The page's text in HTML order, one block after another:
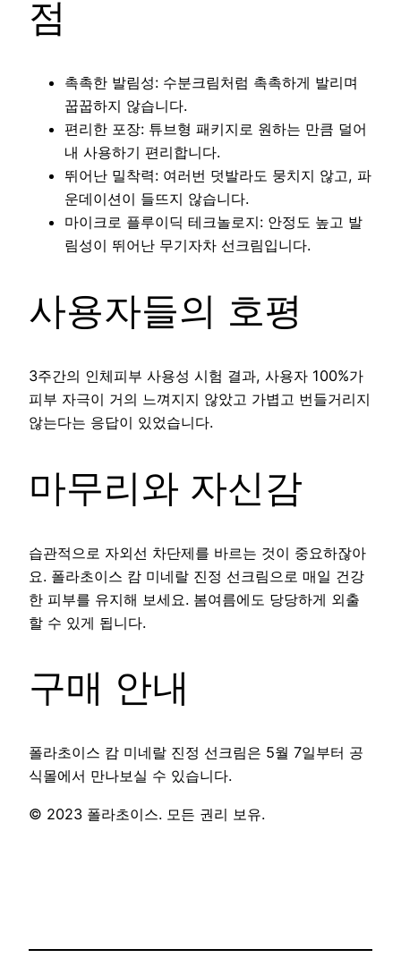
점
촉촉한 발림성: 수분크림처럼 촉촉하게 발리며
꿉꿉하지 않습니다.
편리한 포장: 튜브형 패키지로 원하는 만큼 덜어
내 사용하기 편리합니다.
뛰어난 밀착력: 여러번 덧발라도 뭉치지 않고, 파
운데이션이 들뜨지 않습니다.
마이크로 플루이딕 테크놀로지: 안정도 높고 발
림성이 뛰어난 무기자차 선크림입니다.
사용자들의 호평
3주간의 인체피부 사용성 시험 결과, 사용자 100%가
피부 자극이 거의 느껴지지 않았고 가볍고 번들거리지
않는다는 응답이 있었습니다.
마무리와 자신감
습관적으로 자외선 차단제를 바르는 것이 중요하잖아
요. 폴라초이스 캄 미네랄 진정 선크림으로 매일 건강
한 피부를 유지해 보세요. 봄여름에도 당당하게 외출
할 수 있게 됩니다.
구매 안내
폴라초이스 캄 미네랄 진정 선크림은 5월 7일부터 공
식몰에서 만나보실 수 있습니다.
© 2023 폴라초이스. 모든 권리 보유.